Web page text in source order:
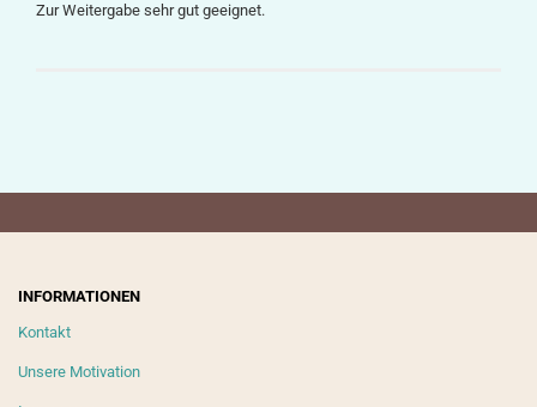
Zur Weitergabe sehr gut geeignet.
INFORMATIONEN
Kontakt
Unsere Motivation